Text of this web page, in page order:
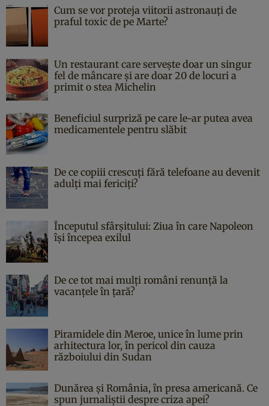
Cum se vor proteja viitorii astronauți de
praful toxic de pe Marte?
Un restaurant care servește doar un singur
fel de mâncare și are doar 20 de locuri a
primit o stea Michelin
Beneficiul surpriză pe care le-ar putea avea
medicamentele pentru slăbit
De ce copiii crescuți fără telefoane au devenit
adulți mai fericiți?
Începutul sfârşitului: Ziua în care Napoleon
îşi începea exilul
De ce tot mai mulți români renunță la
vacanțele în țară?
Piramidele din Meroe, unice în lume prin
arhitectura lor, în pericol din cauza
războiului din Sudan
Dunărea și România, în presa americană. Ce
spun jurnaliștii despre criza apei?